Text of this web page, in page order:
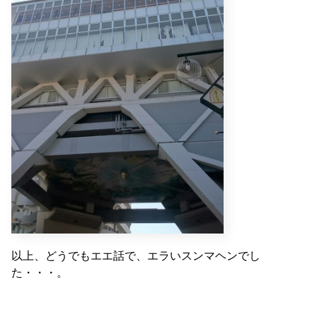
以上、どうでもエエ話で、エラいスンマヘンでし
た・・・。